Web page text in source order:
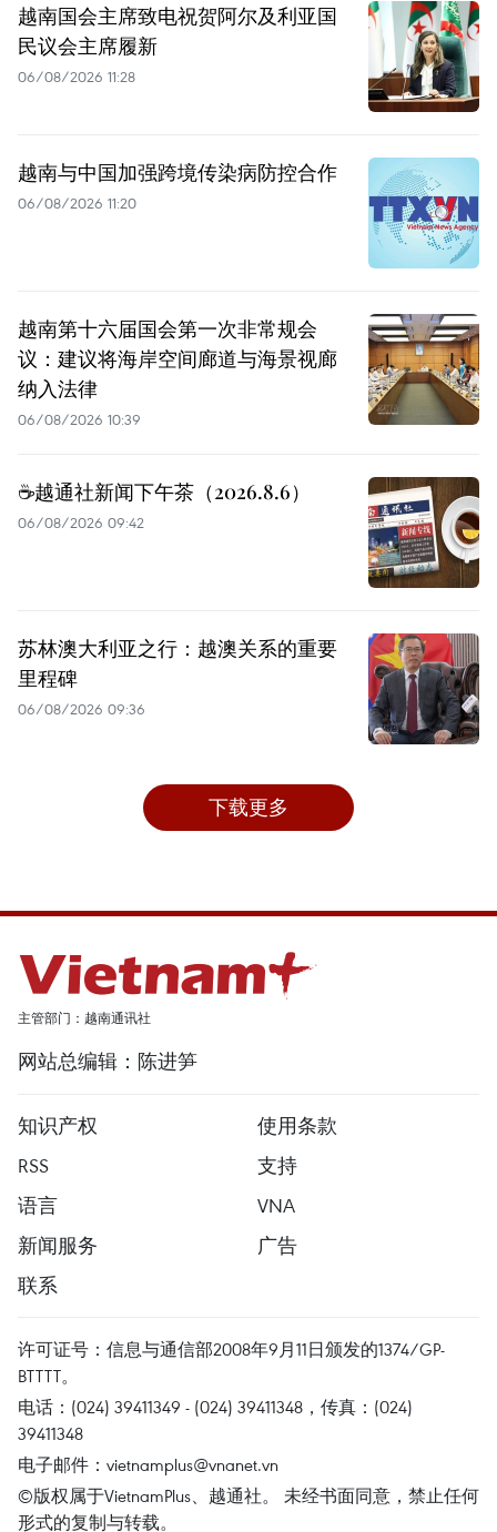
越南国会主席致电祝贺阿尔及利亚国
民议会主席履新
06/08/2026 11:28
越南与中国加强跨境传染病防控合作
06/08/2026 11:20
越南第十六届国会第一次非常规会
议：建议将海岸空间廊道与海景视廊
纳入法律
06/08/2026 10:39
☕️越通社新闻下午茶（2026.8.6）
06/08/2026 09:42
苏林澳大利亚之行：越澳关系的重要
里程碑
06/08/2026 09:36
下载更多
主管部门：越南通讯社
网站总编辑：陈进笋
知识产权
使用条款
RSS
支持
语言
VNA
新闻服务
广告
联系
许可证号：信息与通信部2008年9月11日颁发的1374/GP-
BTTTT。
电话：(024) 39411349 - (024) 39411348，传真：(024)
39411348
电子邮件： vietnamplus@vnanet.vn
©版权属于VietnamPlus、越通社。 未经书面同意，禁止任何
形式的复制与转载。